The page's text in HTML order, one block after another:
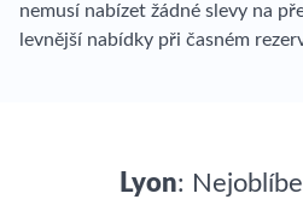
nemusí nabízet žádné slevy na
levnější nabídky při časném
Lyon: